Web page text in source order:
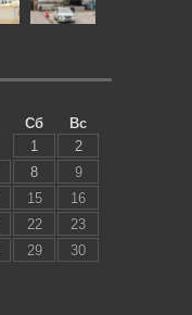
Сб
Вс
1
2
8
9
15
16
22
23
29
30